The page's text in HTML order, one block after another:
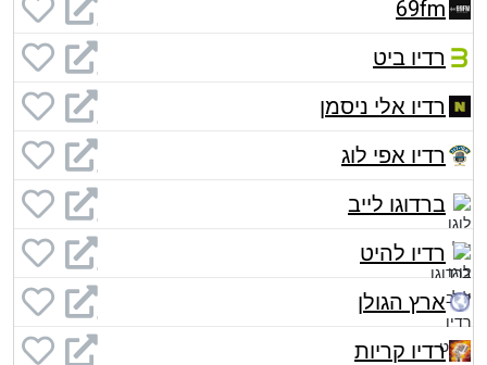
69fm
רדיו ביט
רדיו אלי ניסמן
רדיו אפי לוג
ברדוגו לייב
רדיו להיט
ארץ הגולן
רדיו קריות